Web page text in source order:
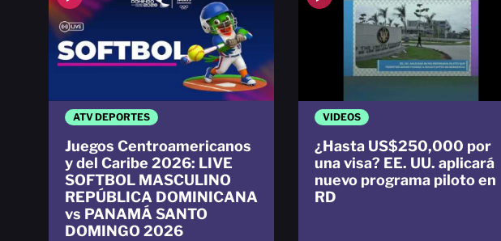
ATV DEPORTES
Juegos Centroamericanos
y del Caribe 2026: LIVE
SOFTBOL MASCULINO
REPÚBLICA DOMINICANA
vs PANAMÁ SANTO
DOMINGO 2026
VIDEOS
¿Hasta US$250,000 por
una visa? EE. UU. aplicará
nuevo programa piloto en
RD